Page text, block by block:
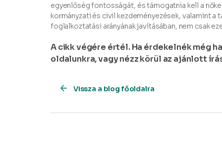
egyenlőség fontosságát, és támogatnia kell a
kormányzati és civil kezdeményezések, valamint
foglalkoztatási arányának javításában, nem csak
A cikk végére értél. Ha érdekelnék még
oldalunkra, vagy nézz körül az ajánlott
Vissza a blog főoldalra